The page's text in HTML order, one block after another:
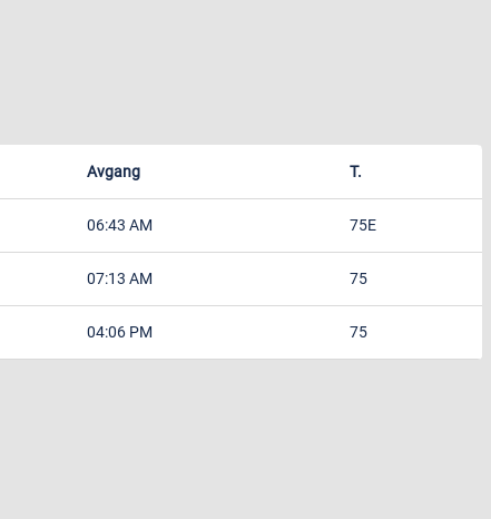
Avgang T.
06:43 AM 75E
07:13 AM 75
04:06 PM 75